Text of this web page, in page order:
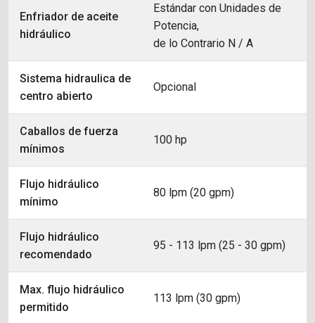
Enfriador de aceite
hidráulico
Estándar con Unidades de
Potencia,
de lo Contrario N / A
Sistema hidraulica de
centro abierto
Opcional
Caballos de fuerza
mínimos
100 hp
Flujo hidráulico
mínimo
80 lpm (20 gpm)
Flujo hidráulico
recomendado
95 - 113 lpm (25 - 30 gpm)
Max. flujo hidráulico
permitido
113 lpm (30 gpm)